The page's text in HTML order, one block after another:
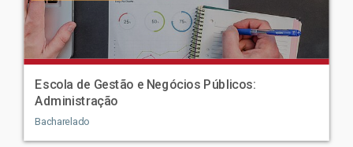
Escola de Gestão e Negócios Públicos:
Administração
Bacharelado